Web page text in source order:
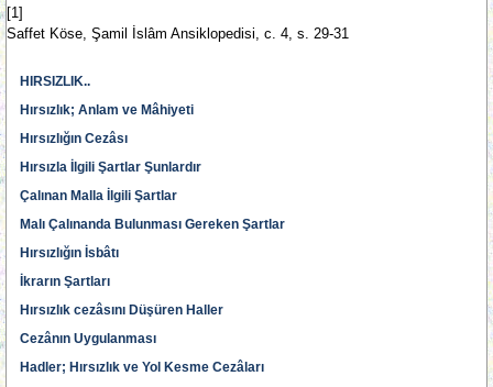
[1]
Saffet Köse, Şamil İslâm Ansiklopedisi, c. 4, s. 29-31
HIRSIZLIK..
Hırsızlık; Anlam ve Mâhiyeti
Hırsızlığın Cezâsı
Hırsızla İlgili Şartlar Şunlardır
Çalınan Malla İlgili Şartlar
Malı Çalınanda Bulunması Gereken Şartlar
Hırsızlığın İsbâtı
İkrarın Şartları
Hırsızlık cezâsını Düşüren Haller
Cezânın Uygulanması
Hadler; Hırsızlık ve Yol Kesme Cezâları